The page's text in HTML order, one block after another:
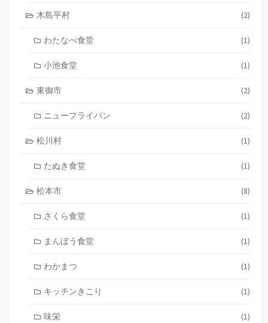
木島平村 (2)
わたなべ食堂 (1)
小池食堂 (1)
東御市 (2)
ニューフライパン (2)
松川村 (1)
たぬき食堂 (1)
松本市 (8)
さくら食堂 (1)
まんぼう食堂 (1)
わかまつ (1)
キッチンきこり (1)
味栄 (1)